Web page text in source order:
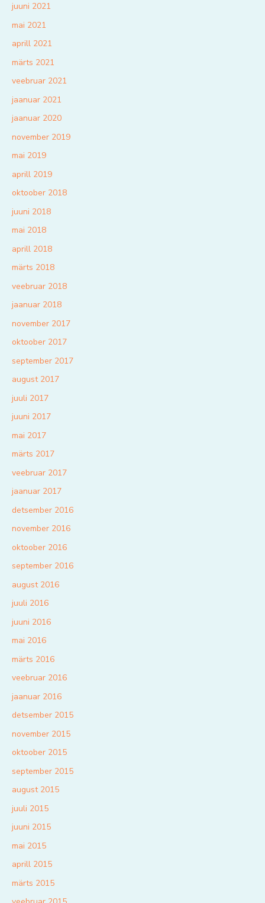
juuni 2021
mai 2021
aprill 2021
märts 2021
veebruar 2021
jaanuar 2021
jaanuar 2020
november 2019
mai 2019
aprill 2019
oktoober 2018
juuni 2018
mai 2018
aprill 2018
märts 2018
veebruar 2018
jaanuar 2018
november 2017
oktoober 2017
september 2017
august 2017
juuli 2017
juuni 2017
mai 2017
märts 2017
veebruar 2017
jaanuar 2017
detsember 2016
november 2016
oktoober 2016
september 2016
august 2016
juuli 2016
juuni 2016
mai 2016
märts 2016
veebruar 2016
jaanuar 2016
detsember 2015
november 2015
oktoober 2015
september 2015
august 2015
juuli 2015
juuni 2015
mai 2015
aprill 2015
märts 2015